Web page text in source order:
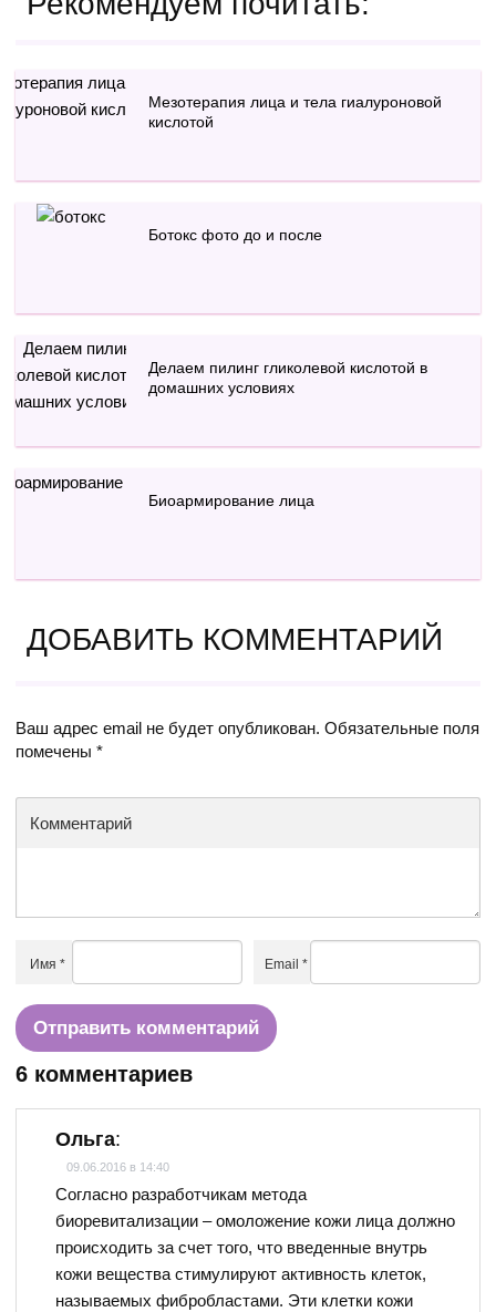
Мезотерапия лица и тела гиалуроновой
кислотой
Ботокс фото до и после
Делаем пилинг гликолевой кислотой в
домашних условиях
Биоармирование лица
ДОБАВИТЬ КОММЕНТАРИЙ
Ваш адрес email не будет опубликован. Обязательные поля
помечены *
Комментарий
Имя* Email *
6 комментариев
Ольга:
09.06.2016 в 14:40
Согласно разработчикам метода
биоревитализации – омоложение кожи лица должно
происходить за счет того, что введенные внутрь
кожи вещества стимулируют активность клеток,
называемых фибробластами. Эти клетки кожи